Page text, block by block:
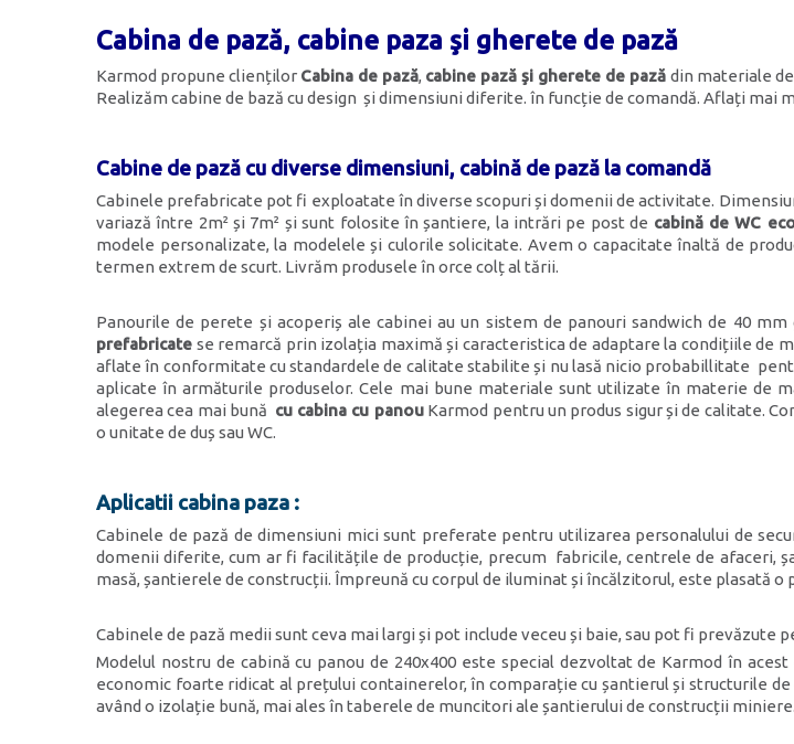
Cabina de pază, cabine paza şi gherete de pază
Karmod propune clienților Cabina de pază, cabine pază şi gherete de pază din materiale
Realizăm cabine de bază cu design și dimensiuni diferite. în funcție de comandă. Aflați mai
Cabine de pază cu diverse dimensiuni, cabină de pază la comandă
Cabinele prefabricate pot fi exploatate în diverse scopuri și domenii de activitate.
variază între 2m² și 7m² și sunt folosite în șantiere, la intrări pe post de cabină de WC
modele personalizate, la modelele și culorile solicitate. Avem o capacitate înaltă de
termen extrem de scurt. Livrăm produsele în orce colț al tării.
Panourile de perete și acoperiș ale cabinei au un sistem de panouri sandwich de 40
prefabricate se remarcă prin izolația maximă și caracteristica de adaptare la condițiile
aflate în conformitate cu standardele de calitate stabilite și nu lasă nicio probabillitate
aplicate în armăturile produselor. Cele mai bune materiale sunt utilizate în materie de
alegerea cea mai bună cu cabina cu panouKarmod pentru un produs sigur și de calitate.
o unitate de duș sau WC.
Aplicatii cabina paza :
Cabinele de pază de dimensiuni mici sunt preferate pentru utilizarea personalului de
domenii diferite, cum ar fi facilitățile de producție, precum fabricile, centrele de afaceri,
masă, șantierele de construcții. Împreună cu corpul de iluminat și încălzitorul, este plasată
Cabinele de pază medii sunt ceva mai largi și pot include veceu și baie, sau pot fi prevăzute
Modelul nostru de cabină cu panou de 240x400 este special dezvoltat de Karmod în
economic foarte ridicat al prețului containerelor, în comparație cu șantierul și structurile
având o izolație bună, mai ales în taberele de muncitori ale șantierului de construcții miniere.